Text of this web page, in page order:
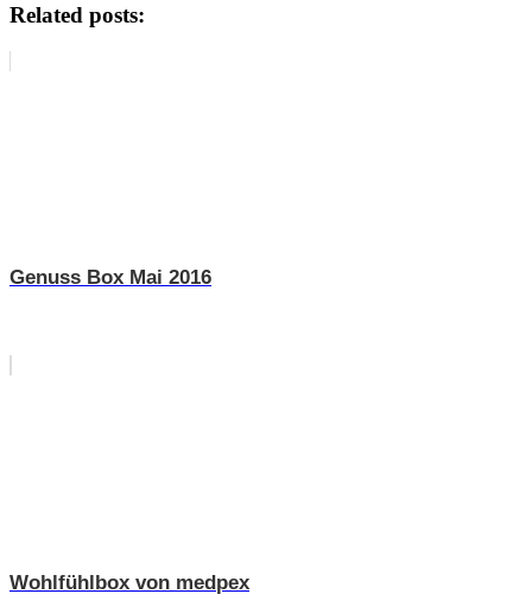
Related posts:
Genuss Box Mai 2016
Wohlfühlbox von medpex